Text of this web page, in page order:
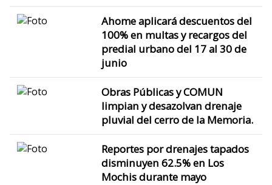
Ahome aplicará descuentos del
100% en multas y recargos del
predial urbano del 17 al 30 de
junio
Obras Públicas y COMUN
limpian y desazolvan drenaje
pluvial del cerro de la Memoria.
Reportes por drenajes tapados
disminuyen 62.5% en Los
Mochis durante mayo